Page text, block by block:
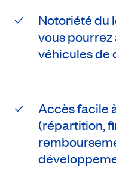
Notoriété du
vous
véhicules de
Accès facile
(répartition,